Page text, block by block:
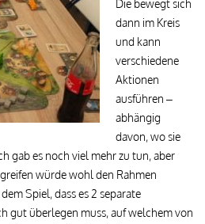
Die bewegt sich
dann im Kreis
und kann
verschiedene
Aktionen
ausführen –
abhängig
davon, wo sie
gab es noch viel mehr zu tun, aber
würde wohl den Rahmen
Spiel, dass es 2 separate
gut überlegen muss, auf welchem von